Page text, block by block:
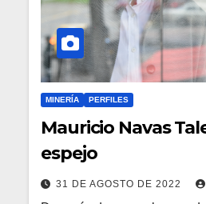
MINERÍA PERFILES
Mauricio Navas
espejo
31 DE AGOSTO DE 2022